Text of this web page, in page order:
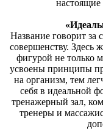
настоящие
Название говорит за
совершенству. Здесь
фигурой не только
усвоены принципы
на организм, тем
себя в идеальной
тренажерный зал,
тренеры и